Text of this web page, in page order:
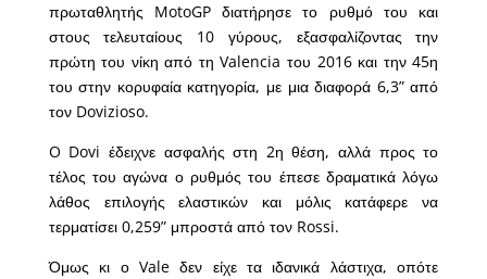
πρωταθλητής MotoGP διατήρησε το ρυθμό του και
στους τελευταίους 10 γύρους, εξασφαλίζοντας την
πρώτη του νίκη από τη Valencia του 2016 και την 45η
του στην κορυφαία κατηγορία, με μια διαφορά 6,3” από
τον Dovizioso.
O Dovi έδειχνε ασφαλής στη 2η θέση, αλλά προς το
τέλος του αγώνα ο ρυθμός του έπεσε δραματικά λόγω
λάθος επιλογής ελαστικών και μόλις κατάφερε να
τερματίσει 0,259” μπροστά από τον Rossi.
Όμως κι ο Vale δεν είχε τα ιδανικά λάστιχα, οπότε